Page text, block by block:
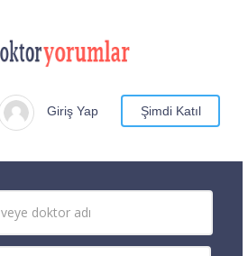
Giriş Yap Şimdi Katıl